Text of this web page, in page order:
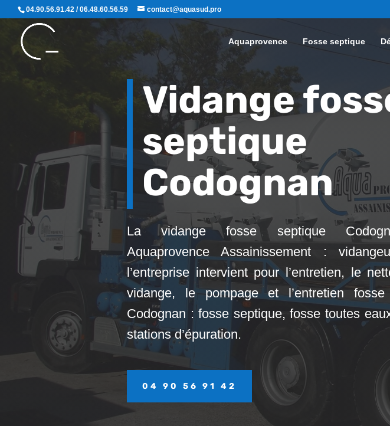
04.90.56.91.42 / 06.48.60.56.59 contact@aquasud.pro
Aquaprovence Fosse septique
Vidange
septique
Codognan
La vidange fosse septique
Aquaprovence Assainissement :
l’entreprise intervient pour l’entretien, le
vidange, le pompage et l’entretien fosse
Codognan : fosse septique, fosse toutes
stations d’épuration.
04 90 56 91 42